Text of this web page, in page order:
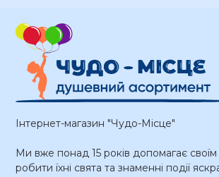
Інтернет-магазин "Чудо-Місце"
Ми вже понад 15 років допомагає своїм
робити їхні свята та знаменні події